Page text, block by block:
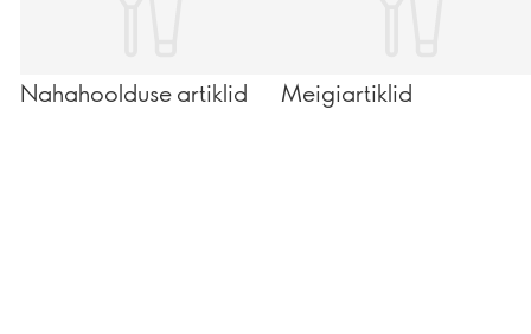
Nahahoolduse artiklid Meigiartiklid